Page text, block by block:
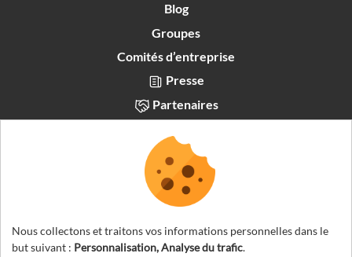
Blog
Groupes
Comités d’entreprise
Presse
Partenaires
Français
Nous collectons et traitons vos informations personnelles dans le
but suivant : Personnalisation, Analyse du trafic.